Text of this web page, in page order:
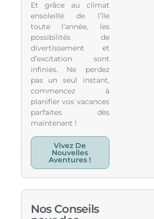
Et grâce au climat
ensoleillé de l’île
toute l’année, les
possibilités de
divertissement et
d’excitation sont
infinies. Ne perdez
pas un seul instant,
commencez à
planifier vos vacances
parfaites dès
maintenant !
Vivez De
Nouvelles
Aventures !
Nos Conseils